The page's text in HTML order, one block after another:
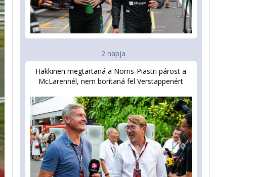
2 napja
Hakkinen megtartaná a Norris-Piastri párost a
McLarennél, nem borítaná fel Verstappenért